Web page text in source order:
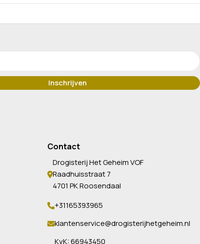
Contact
Drogisterij Het Geheim VOF
Raadhuisstraat 7
4701 PK Roosendaal
+31165393965
klantenservice@drogisterijhetgeheim.nl
KvK: 66943450